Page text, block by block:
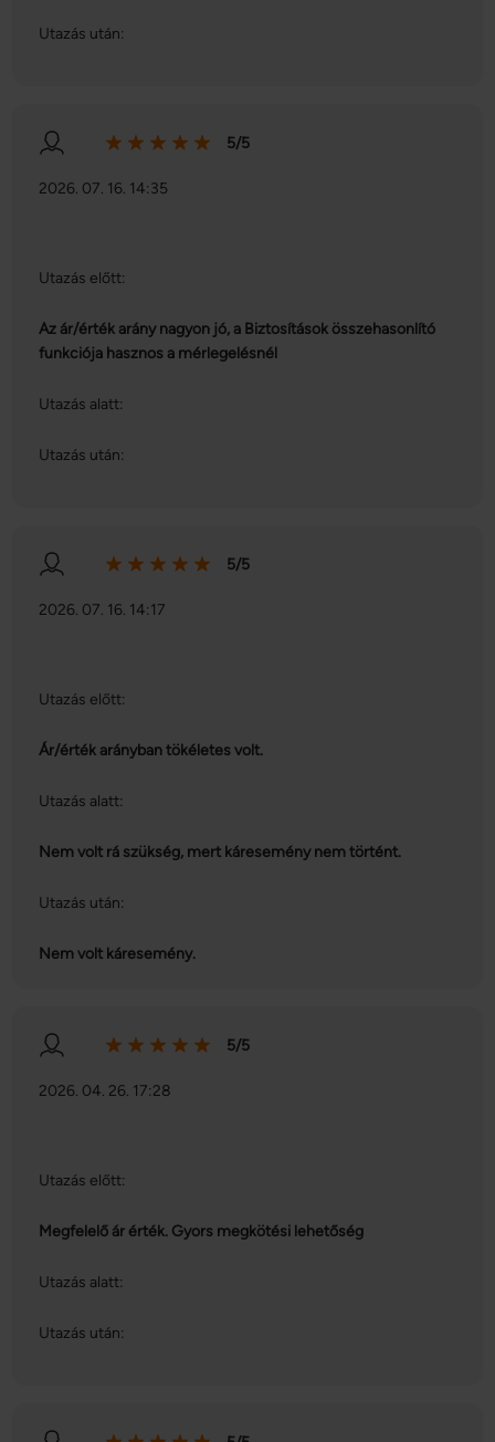
Utazás után:
5/5
2026. 07. 16. 14:35
Utazás előtt:
Az ár/érték arány nagyon jó, a Biztosítások összehasonlító
funkciója hasznos a mérlegelésnél
Utazás alatt:
Utazás után:
5/5
2026. 07. 16. 14:17
Utazás előtt:
Ár/érték arányban tökéletes volt.
Utazás alatt:
Nem volt rá szükség, mert káresemény nem történt.
Utazás után:
Nem volt káresemény.
5/5
2026. 04. 26. 17:28
Utazás előtt:
Megfelelő ár érték. Gyors megkötési lehetőség
Utazás alatt:
Utazás után: